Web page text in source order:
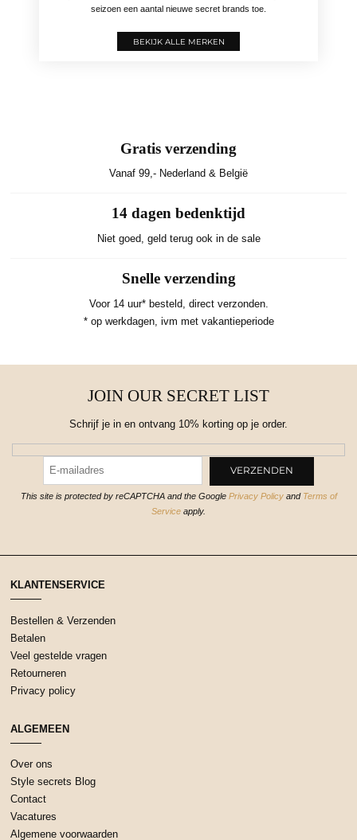
seizoen een aantal nieuwe secret brands toe.
BEKIJK ALLE MERKEN
Gratis verzending
Vanaf 99,- Nederland & België
14 dagen bedenktijd
Niet goed, geld terug ook in de sale
Snelle verzending
Voor 14 uur* besteld, direct verzonden.
* op werkdagen, ivm met vakantieperiode
JOIN OUR SECRET LIST
Schrijf je in en ontvang 10% korting op je order.
This site is protected by reCAPTCHA and the Google Privacy Policyand Terms of
Service apply.
KLANTENSERVICE
Bestellen & Verzenden
Betalen
Veel gestelde vragen
Retourneren
Privacy policy
ALGEMEEN
Over ons
Style secrets Blog
Contact
Vacatures
Algemene voorwaarden